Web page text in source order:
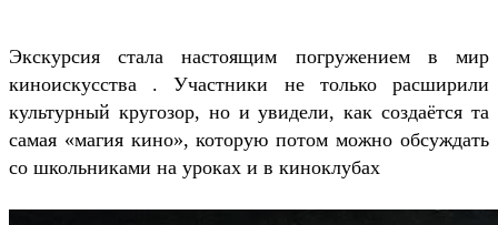
Экскурсия стала настоящим погружением в мир
киноискусства . Участники не только расширили
культурный кругозор, но и увидели, как создаётся та
самая «магия кино», которую потом можно обсуждать
со школьниками на уроках и в киноклубах